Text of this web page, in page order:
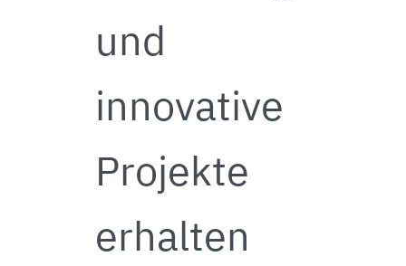
und
innovative
Projekte
erhalten